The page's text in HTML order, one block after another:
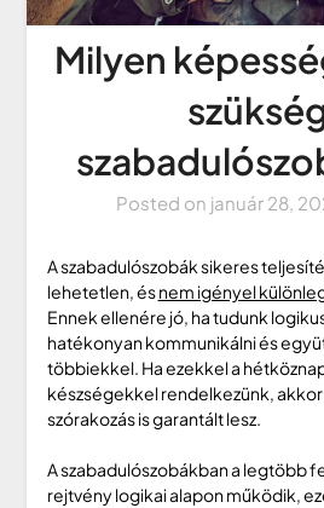
Milyen
Posted on január 28,
A szabadulószobák sikeres
lehetetlen, ésnem igényel
Ennek ellenére jó, ha tudunk
hatékonyan kommunikálni és
többiekkel. Ha ezekkel a
készségekkel rendelkezünk, akkor
szórakozás is garantált lesz.
A szabadulószobákban a legtöbb
rejtvény logikai alapon működik,